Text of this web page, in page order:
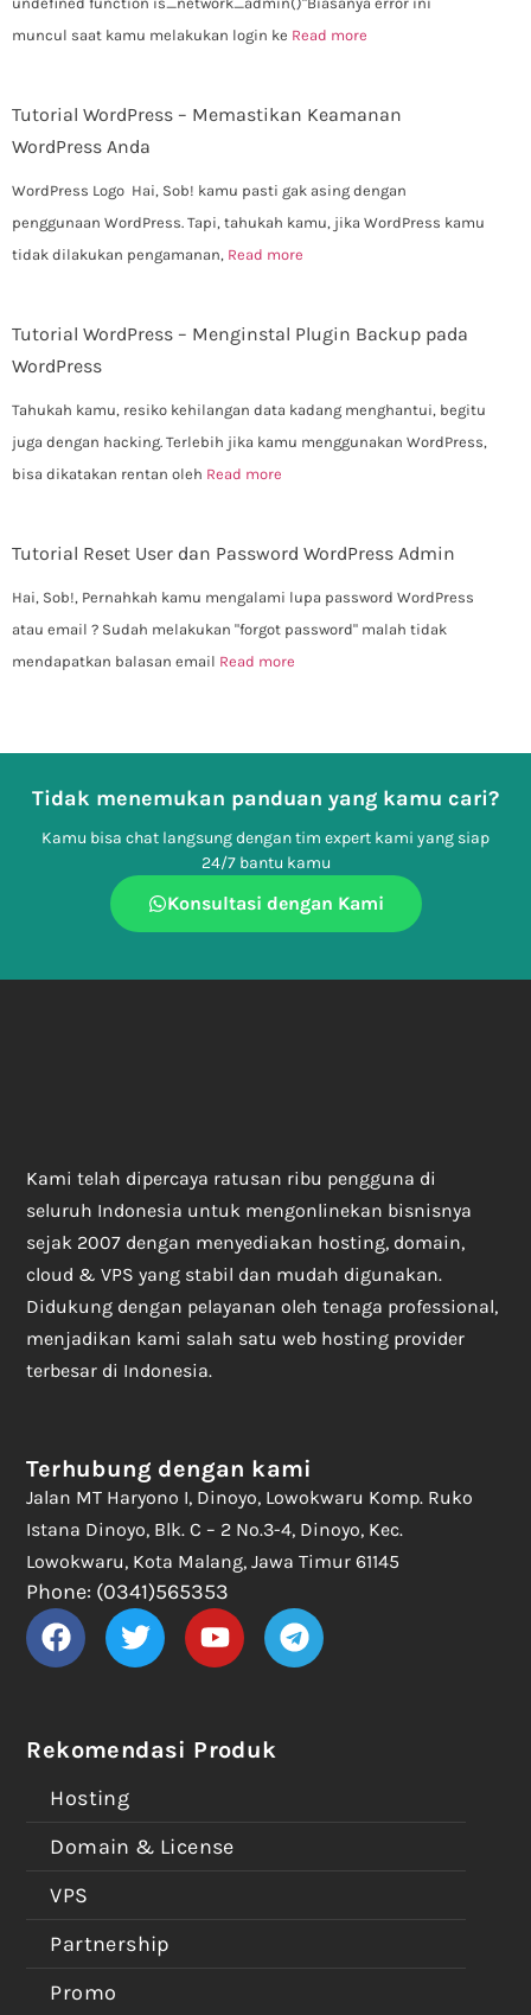
muncul saat kamu melakukan login ke Read more
Tutorial WordPress – Memastikan Keamanan
WordPress Anda
WordPress Logo Hai, Sob! kamu pasti gak asing dengan
penggunaan WordPress. Tapi, tahukah kamu, jika WordPress kamu
tidak dilakukan pengamanan, Read more
Tutorial WordPress – Menginstal Plugin Backup pada
WordPress
Tahukah kamu, resiko kehilangan data kadang menghantui, begitu
juga dengan hacking. Terlebih jika kamu menggunakan WordPress,
bisa dikatakan rentan oleh Read more
Tutorial Reset User dan Password WordPress Admin
Hai, Sob!, Pernahkah kamu mengalami lupa password WordPress
atau email ? Sudah melakukan "forgot password" malah tidak
mendapatkan balasan email Read more
Tidak menemukan panduan yang kamu cari?
Kamu bisa chat langsung dengan tim expert kami yang siap
24/7 bantu kamu
Konsultasi dengan Kami
Kami telah dipercaya ratusan ribu pengguna di
seluruh Indonesia untuk mengonlinekan bisnisnya
sejak 2007 dengan menyediakan hosting, domain,
cloud & VPS yang stabil dan mudah digunakan.
Didukung dengan pelayanan oleh tenaga professional,
menjadikan kami salah satu web hosting provider
terbesar di Indonesia.
Rekomendasi Produk
Hosting
Domain & License
VPS
Partnership
Promo
Terhubung dengan kami
Jalan MT Haryono I, Dinoyo, Lowokwaru Komp. Ruko
Istana Dinoyo, Blk. C – 2 No.3-4, Dinoyo, Kec.
Lowokwaru, Kota Malang, Jawa Timur 61145
Phone: (0341)565353